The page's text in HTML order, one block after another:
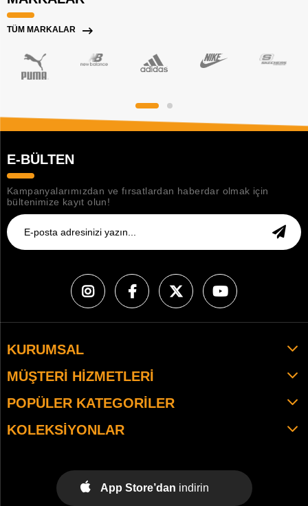
TÜM MARKALAR
E-BÜLTEN
Kampanyalarımızdan ve fırsatlardan haberdar olmak için
bültenimize kayıt olun!
KURUMSAL
MÜŞTERI HIZMETLERI
POPÜLER KATEGORILER
KOLEKSIYONLAR
App Store’dan indirin